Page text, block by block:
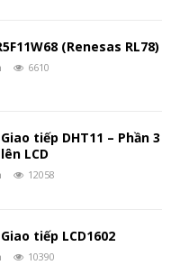
(Renesas RL78)
6610
tiếp DHT11 – Phần 3
LCD
12058
tiếp LCD1602
10390